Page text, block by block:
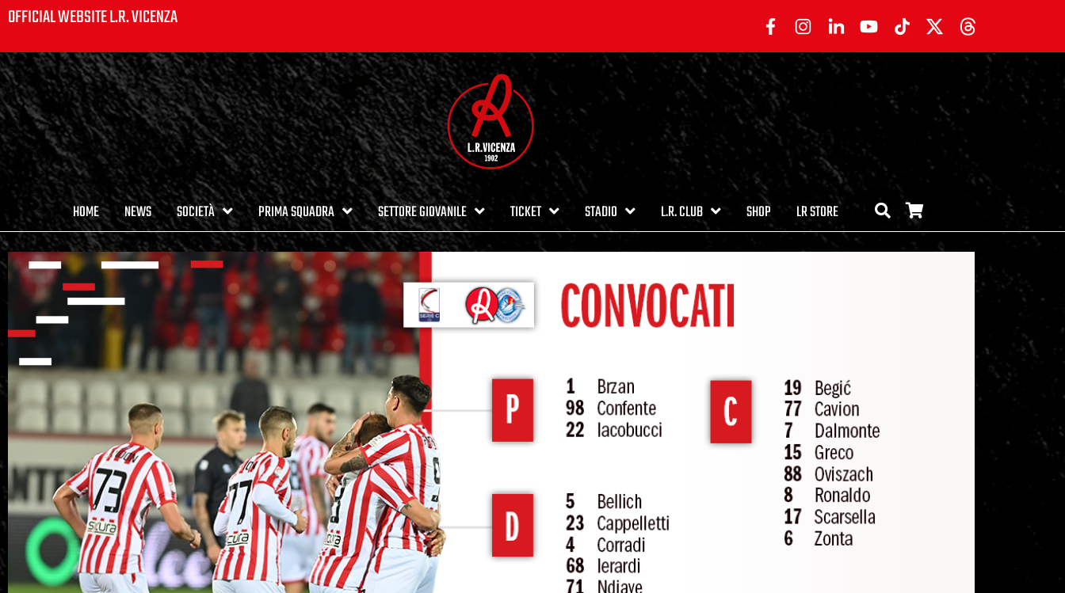
OFFICIAL WEBSITE L.R. VICENZA
HOME NEWS SOCIETÀ PRIMA SQUADRA SETTORE GIOVANILE TICKET STADIO L.R. CLUB SHOP LR STORE